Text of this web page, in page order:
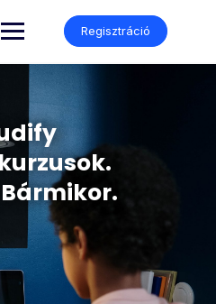
Regisztráció